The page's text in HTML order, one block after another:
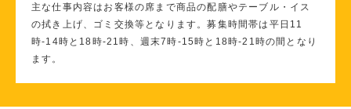
主な仕事内容はお客様の席まで商品の配膳やテーブル・イス
の拭き上げ、ゴミ交換等となります。募集時間帯は平日11
時-14時と18時-21時、週末7時-15時と18時-21時の間となり
ます。